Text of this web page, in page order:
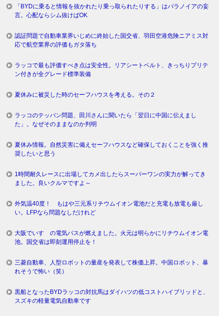
「BYDに乗ると情報を抜かれたり乗っ取られたりする」はパラノイアの妄
言。心配ならシム抜けばOK
認証問題で自動車業界いじめに終始した国交省、羽田空港危険ニアミス対
応で航空業界の評価もガタ落ち
ラッコで最も評価すべき点は安全性。リアシートベルト、きっちりプリテ
ン付きが全グレード標準装備
夏休みに被災した時のセーフハウスを考える。その２
ラッコのテッパン問題、田川さんに聞いたら「翌日に中国に伝えまし
た」。なぜそのままなのか判明
夏休み情報。自然災害に備えセーフハウスなど確保しておくことを強く推
奨したいと思う
1時間耐久レースに出場してカメ出したらスーパーワンの実力が解ってき
ました。良いクルマですよ～
外気温40度！ もはや三元系リチウムイオン電池だと充電も放電も厳し
い。LFPなら問題なしだけれど
大阪でいすゞの電気バスが燃えました。火元は明らかにリチウムイオン電
池。国交省は即刻運用停止を！
三菱自動車、人型ロボットの量産を発表して株価上昇。中国ロボット、暴
れそうで怖い（笑）
黒船となったBYDラッコの対抗馬はダイハツの低コストハイブリッドと、
スズキの軽量電気自動車です